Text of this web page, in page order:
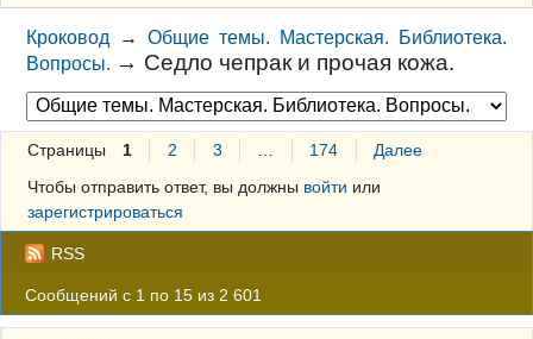
Кроковод →Общие темы. Мастерская. Библиотека.
Вопросы. → Седло чепрак и прочая кожа.
Страницы 1 2 3 174
Далее
Чтобы отправить ответ, вы должны войти или
зарегистрироваться
RSS
Сообщений с 1 по 15 из 2 601